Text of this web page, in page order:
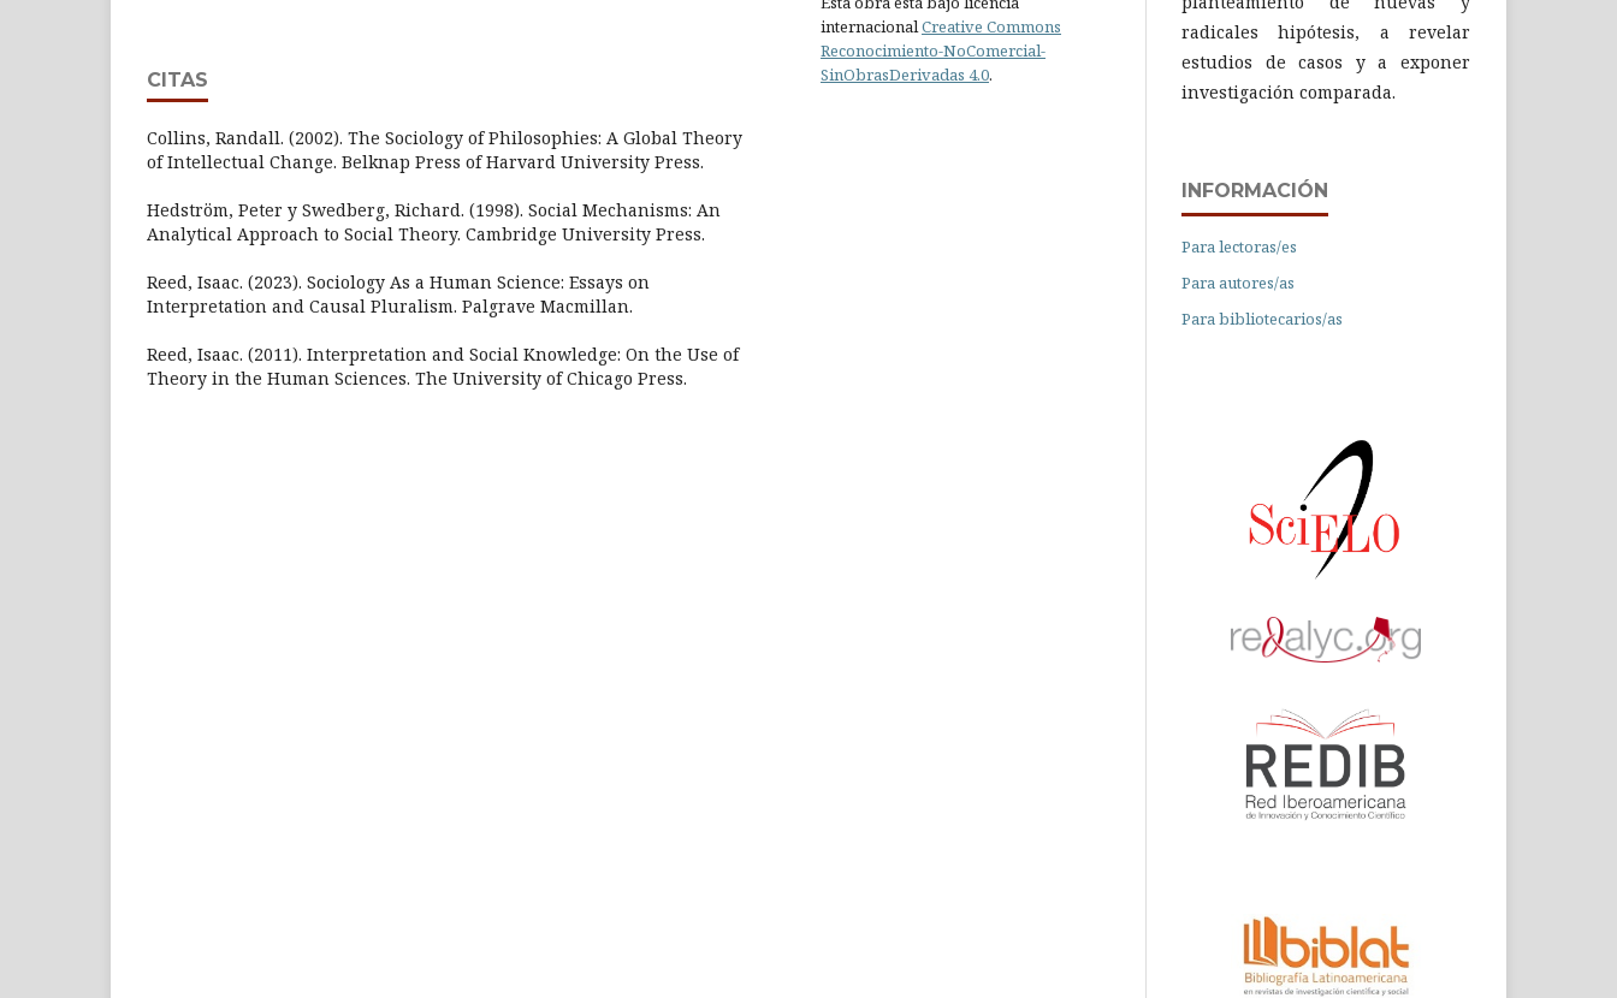
CITAS
Collins, Randall. (2002). The Sociology of Philosophies: A Global Theory
of Intellectual Change. Belknap Press of Harvard University Press.
Hedström, Peter y Swedberg, Richard. (1998). Social Mechanisms: An
Analytical Approach to Social Theory. Cambridge University Press.
Reed, Isaac. (2023). Sociology As a Human Science: Essays on
Interpretation and Causal Pluralism. Palgrave Macmillan.
Reed, Isaac. (2011). Interpretation and Social Knowledge: On the Use of
Theory in the Human Sciences. The University of Chicago Press.
internacionalCreative Commons
Reconocimiento-NoComercial-
SinObrasDerivadas 4.0.
radicales hipótesis, a revelar
estudios de casos y a exponer
investigación comparada.
INFORMACIÓN
Para lectoras/es
Para autores/as
Para bibliotecarios/as